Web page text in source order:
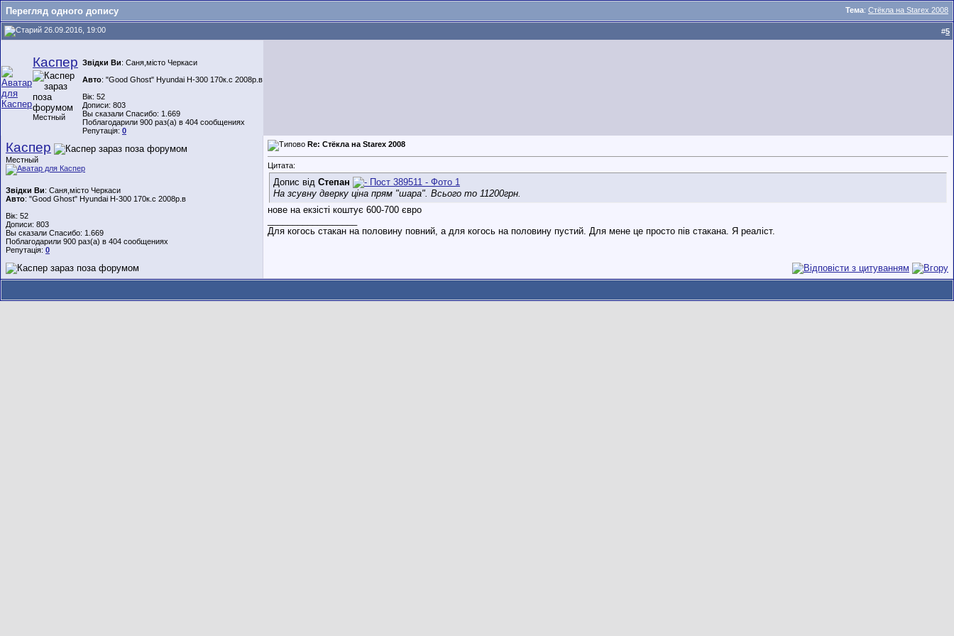
Тема: Стёкла на Starex 2008
Перегляд одного допису
26.09.2016, 19:00 #5
Каспер
Местный
Звідки Ви: Саня,місто Черкаси
Авто: "Good Ghost" Hyundai H-300 170к.с 2008р.в
Вік: 52
Дописи: 803
Вы сказали Спасибо: 1.669
Поблагодарили 900 раз(а) в 404 сообщениях
Репутація: 0
Каспер
Местный
Звідки Ви: Саня,місто Черкаси
Авто: "Good Ghost" Hyundai H-300 170к.с 2008р.в
Вік: 52
Дописи: 803
Вы сказали Спасибо: 1.669
Поблагодарили 900 раз(а) в 404 сообщениях
Репутація: 0
Re: Стёкла на Starex 2008
Цитата:
Допис від Степан
На зсувну дверку ціна прям "шара". Всього то 11200грн.
нове на екзісті коштує 600-700 євро
Для когось стакан на половину повний, а для когось на половину пустий. Для мене це просто пів стакана. Я реаліст.